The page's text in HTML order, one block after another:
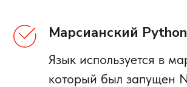
Марсианский Python
Язык используется в
который был запущен